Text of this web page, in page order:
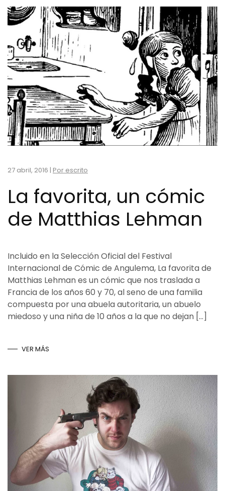
27 abril, 2016 | Por escrito
La favorita, un cómic
de Matthias Lehman
Incluido en la Selección Oficial del Festival
Internacional de Cómic de Angulema, La favorita de
Matthias Lehman es un cómic que nos traslada a
Francia de los años 60 y 70, al seno de una familia
compuesta por una abuela autoritaria, un abuelo
miedoso y una niña de 10 años a la que no dejan […]
VER MÁS